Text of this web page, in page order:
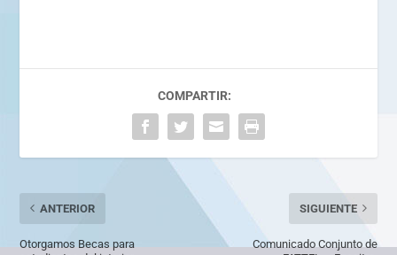
COMPARTIR:
ANTERIOR
Otorgamos Becas para
SIGUIENTE
Comunicado Conjunto de